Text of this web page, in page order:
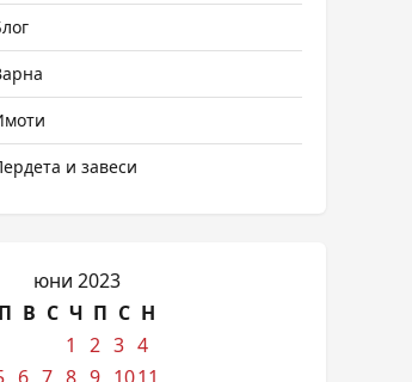
и завеси
юни 2023
П В С Ч П С Н
1
2 3 4